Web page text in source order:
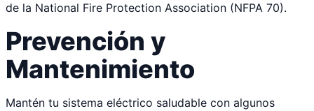
de la National Fire Protection Association (NFPA 70).
Prevención y
Mantenimiento
Mantén tu sistema eléctrico saludable con algunos